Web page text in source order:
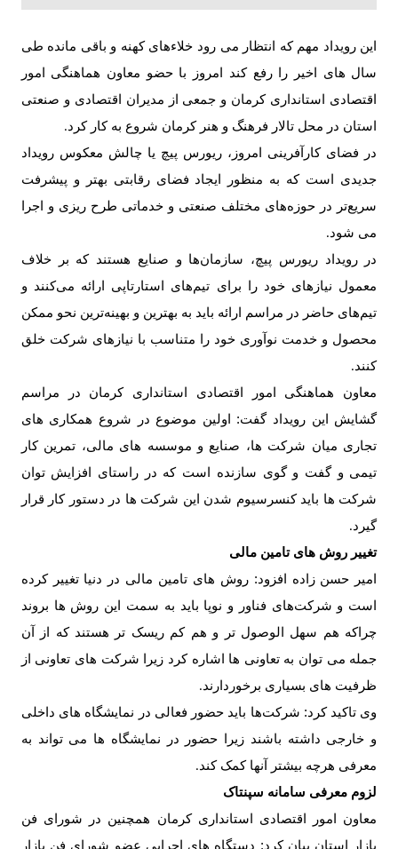
این رویداد مهم که انتظار می رود خلاءهای کهنه و باقی مانده طی
سال های اخیر را رفع کند امروز با حضو معاون هماهنگی امور
اقتصادی استانداری کرمان و جمعی از مدیران اقتصادی و صنعتی
استان در محل تالار فرهنگ و هنر کرمان شروع به کار کرد.
در فضای کارآفرینی امروز، ریورس پیچ یا چالش معکوس رویداد
جدیدی است که به منظور ایجاد فضای رقابتی بهتر و پیشرفت
سریع‌تر در حوزه‌های مختلف صنعتی و خدماتی طرح ریزی و اجرا
می شود.
در رویداد ریورس پیچ، سازمان‌ها و صنایع هستند که بر خلاف
معمول نیازهای خود را برای تیم‌های استارتاپی ارائه می‌کنند و
تیم‌های حاضر در مراسم ارائه باید به بهترین و بهینه‌ترین نحو ممکن
محصول و خدمت نوآوری خود را متناسب با نیازهای شرکت خلق
کنند.
معاون هماهنگی امور اقتصادی استانداری کرمان در مراسم
گشایش این رویداد گفت: اولین موضوع در شروع همکاری های
تجاری میان شرکت ها، صنایع و موسسه های مالی، تمرین کار
تیمی و گفت و گوی سازنده است که در راستای افزایش توان
شرکت ها باید کنسرسیوم شدن این شرکت ها در دستور کار قرار
گیرد.
تغییر روش های تامین مالی
امیر حسن زاده افزود: روش های تامین مالی در دنیا تغییر کرده
است و شرکت‌های فناور و نوپا باید به سمت این روش ها بروند
چراکه هم سهل الوصول تر و هم کم ریسک تر هستند که از آن
جمله می توان به تعاونی ها اشاره کرد زیرا شرکت های تعاونی از
ظرفیت های بسیاری برخوردارند.
وی تاکید کرد: شرکت‌ها باید حضور فعالی در نمایشگاه های داخلی
و خارجی داشته باشند زیرا حضور در نمایشگاه ها می تواند به
معرفی هرچه بیشتر آنها کمک کند.
لزوم معرفی سامانه سپنتاک
معاون امور اقتصادی استانداری کرمان همچنین در شورای فن
بازار استان بیان کرد: دستگاه های اجرایی عضو شورای فن بازار